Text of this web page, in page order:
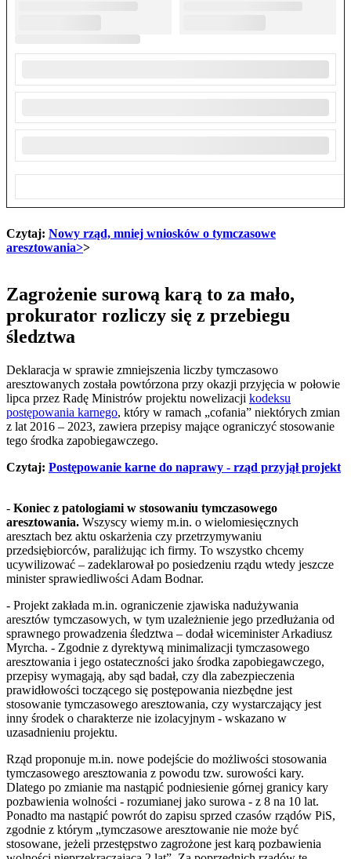
Czytaj: Nowy rząd, mniej wniosków o tymczasowe
aresztowania>>
Zagrożenie surową karą to za mało,
prokurator rozliczy się z przebiegu
śledztwa
Deklaracja w sprawie zmniejszenia liczby tymczasowo
aresztowanych została powtórzona przy okazji przyjęcia w połowie
lipca przez Radę Ministrów projektu nowelizacji kodeksu
postępowania karnego, który w ramach „cofania” niektórych zmian
z lat 2016 – 2023, zawiera przepisy mające ograniczyć stosowanie
tego środka zapobiegawczego.
Czytaj: Postępowanie karne do naprawy - rząd przyjął projekt
- Koniec z patologiami w stosowaniu tymczasowego
aresztowania. Wszyscy wiemy m.in. o wielomiesięcznych
aresztach bez aktu oskarżenia czy przetrzymywaniu
przedsiębiorców, paraliżując ich firmy. To wszystko chcemy
ucywilizować – zadeklarował po posiedzeniu rządu wtedy jeszcze
minister sprawiedliwości Adam Bodnar.
- Projekt zakłada m.in. ograniczenie zjawiska nadużywania
aresztów tymczasowych, w tym uzależnienie jego przedłużania od
sprawnego prowadzenia śledztwa – dodał wiceminister Arkadiusz
Myrcha. - Zgodnie z dyrektywą minimalizacji tymczasowego
aresztowania i jego ostateczności jako środka zapobiegawczego,
przepisy wymagają, aby sąd badał, czy dla zabezpieczenia
prawidłowości toczącego się postępowania niezbędne jest
stosowanie tymczasowego aresztowania, czy wystarczający jest
inny środek o charakterze nie izolacyjnym - wskazano w
uzasadnieniu projektu.
Rząd proponuje m.in. nowe podejście do możliwości stosowania
tymczasowego aresztowania z powodu tzw. surowości kary.
Dlatego po zmianie ma nastąpić podniesienie górnej granicy kary
pozbawienia wolności - rozumianej jako surowa - z 8 na 10 lat.
Ponadto ma nastąpić powrót do zapisu sprzed czasów rządów PiS,
zgodnie z którym „tymczasowe aresztowanie nie może być
stosowane, jeżeli przestępstwo zagrożone jest karą pozbawienia